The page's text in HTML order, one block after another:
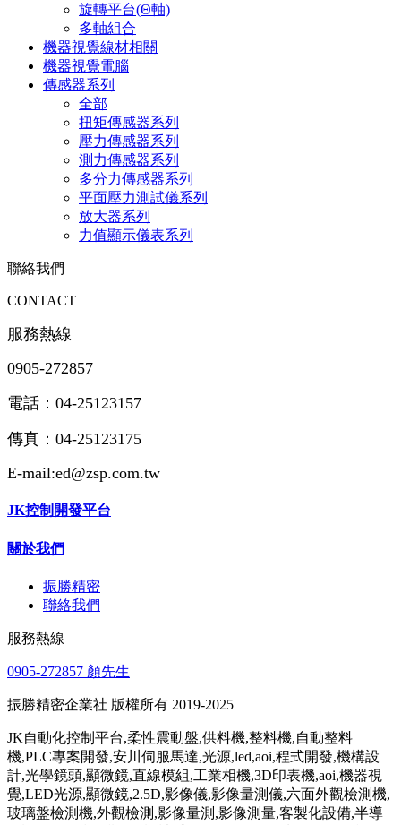
旋轉平台(Θ軸)
多軸組合
機器視覺線材相關
機器視覺電腦
傳感器系列
全部
扭矩傳感器系列
壓力傳感器系列
測力傳感器系列
多分力傳感器系列
平面壓力測試儀系列
放大器系列
力值顯示儀表系列
聯絡我們
CONTACT
服務熱線
0905-272857
電話：04-25123157
傳真：04-25123175
E-mail:ed@zsp.com.tw
JK控制開發平台
關於我們
振勝精密
聯絡我們
服務熱線
0905-272857 顏先生
振勝精密企業社 版權所有 2019-2025
JK自動化控制平台,柔性震動盤,供料機,整料機,自動整料
機,PLC專案開發,安川伺服馬達,光源,led,aoi,程式開發,機構設
計,光學鏡頭,顯微鏡,直線模組,工業相機,3D印表機,aoi,機器視
覺,LED光源,顯微鏡,2.5D,影像儀,影像量測儀,六面外觀檢測機,
玻璃盤檢測機,外觀檢測,影像量測,影像測量,客製化設備,半導